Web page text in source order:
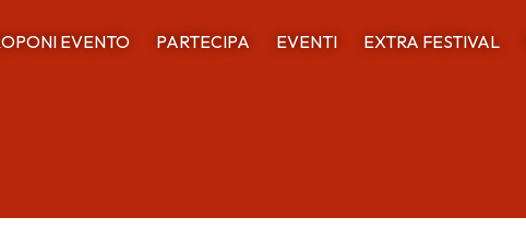
EVENTO PARTECIPA EVENTI EXTRA FESTIVAL